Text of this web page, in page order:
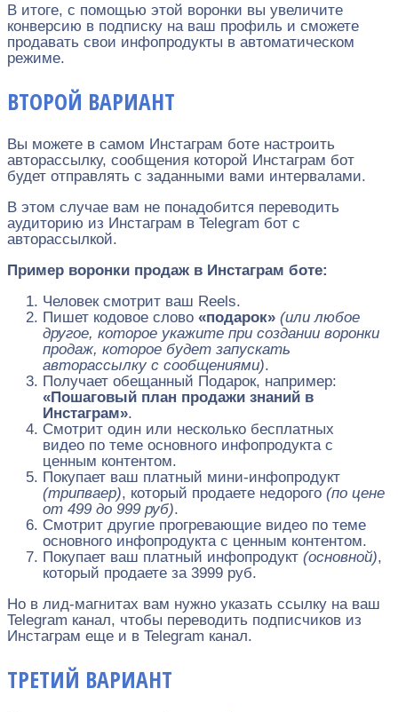
В итоге, с помощью этой воронки вы увеличите
конверсию в подписку на ваш профиль и сможете
продавать свои инфопродукты в автоматическом
режиме.
ВТОРОЙ ВАРИАНТ
Вы можете в самом Инстаграм боте настроить
авторассылку, сообщения которой Инстаграм бот
будет отправлять с заданными вами интервалами.
В этом случае вам не понадобится переводить
аудиторию из Инстаграм в Telegram бот с
авторассылкой.
Пример воронки продаж в Инстаграм боте:
Человек смотрит ваш Reels.
Пишет кодовое слово «подарок» (или любое
другое, которое укажите при создании воронки
продаж, которое будет запускать
авторассылку с сообщениями).
Получает обещанный Подарок, например:
«Пошаговый план продажи знаний в
Инстаграм».
Смотрит один или несколько бесплатных
видео по теме основного инфопродукта с
ценным контентом.
Покупает ваш платный мини-инфопродукт
(трипваер), который продаете недорого (по цене
от 499 до 999 руб).
Смотрит другие прогревающие видео по теме
основного инфопродукта с ценным контентом.
Покупает ваш платный инфопродукт (основной),
который продаете за 3999 руб.
Но в лид-магнитах вам нужно указать ссылку на ваш
Telegram канал, чтобы переводить подписчиков из
Инстаграм еще и в Telegram канал.
ТРЕТИЙ ВАРИАНТ